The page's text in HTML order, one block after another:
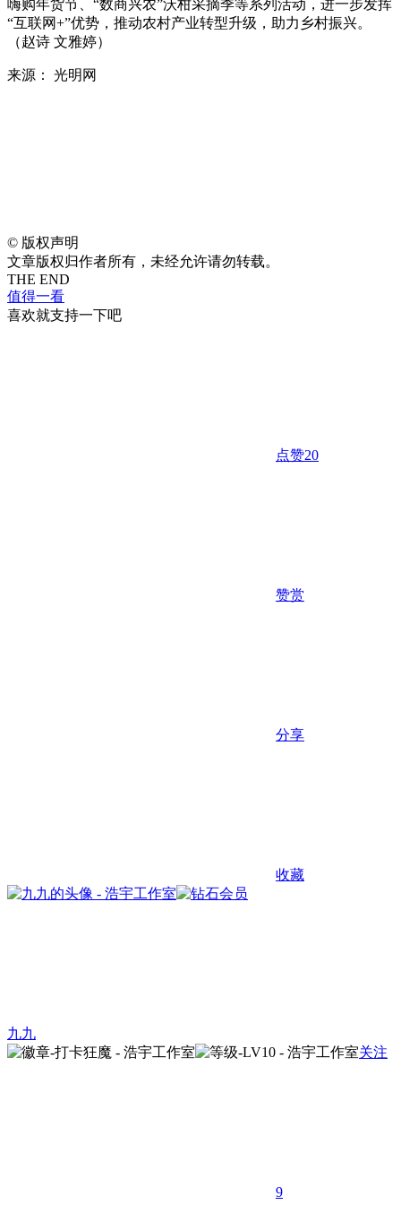
嗨购年货节、“数商兴农”沃柑采摘季等系列活动，进一步发挥
“互联网+”优势，推动农村产业转型升级，助力乡村振兴。
（赵诗 文雅婷）
来源： 光明网
© 版权声明
文章版权归作者所有，未经允许请勿转载。
THE END
值得一看
喜欢就支持一下吧
点赞20
赞赏
分享
收藏
九九
关注
9